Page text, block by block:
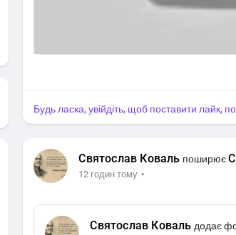
Будь ласка, увійдіть, щоб поставити лайк,
Святослав Коваль поширює
12 годин тому ·
Святослав Коваль додає